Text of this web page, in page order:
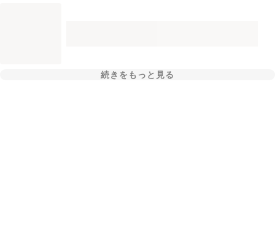
続きをもっと見る